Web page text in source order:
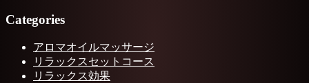
Categories
アロマオイルマッサージ
リラックスセットコース
リラックス効果